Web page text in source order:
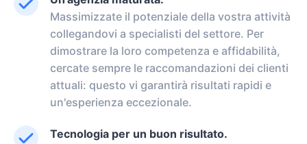
Massimizzate il potenziale della vostra attività
collegandovi a specialisti del settore. Per
dimostrare la loro competenza e affidabilità,
cercate sempre le raccomandazioni dei clienti
attuali: questo vi garantirà risultati rapidi e
un'esperienza eccezionale.
Tecnologia per un buon risultato.